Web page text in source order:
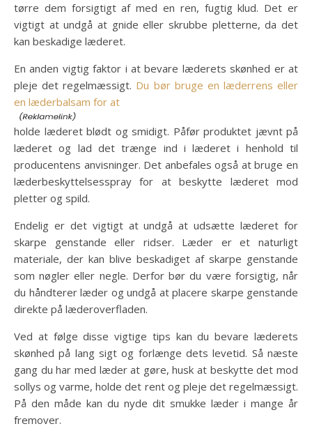
tørre dem forsigtigt af med en ren, fugtig klud. Det er
vigtigt at undgå at gnide eller skrubbe pletterne, da det
kan beskadige læderet.
En anden vigtig faktor i at bevare læderets skønhed er at
pleje det regelmæssigt. Du bør bruge en læderrens eller
en læderbalsam for at
holde læderet blødt og smidigt. Påfør produktet jævnt på
læderet og lad det trænge ind i læderet i henhold til
producentens anvisninger. Det anbefales også at bruge en
læderbeskyttelsesspray for at beskytte læderet mod
pletter og spild.
Endelig er det vigtigt at undgå at udsætte læderet for
skarpe genstande eller ridser. Læder er et naturligt
materiale, der kan blive beskadiget af skarpe genstande
som nøgler eller negle. Derfor bør du være forsigtig, når
du håndterer læder og undgå at placere skarpe genstande
direkte på læderoverfladen.
Ved at følge disse vigtige tips kan du bevare læderets
skønhed på lang sigt og forlænge dets levetid. Så næste
gang du har med læder at gøre, husk at beskytte det mod
sollys og varme, holde det rent og pleje det regelmæssigt.
På den måde kan du nyde dit smukke læder i mange år
fremover.